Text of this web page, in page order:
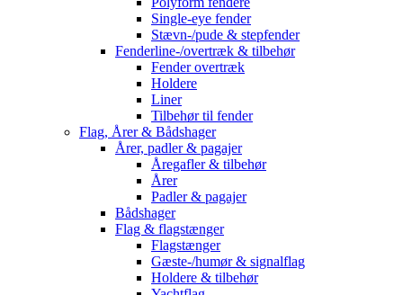
Single-eye fender
Stævn-/pude & stepfender
Fenderline-/overtræk & tilbehør
Fender overtræk
Holdere
Liner
Tilbehør til fender
Flag, Årer & Bådshager
Årer, padler & pagajer
Åregafler & tilbehør
Årer
Padler & pagajer
Bådshager
Flag & flagstænger
Flagstænger
Gæste-/humør & signalflag
Holdere & tilbehør